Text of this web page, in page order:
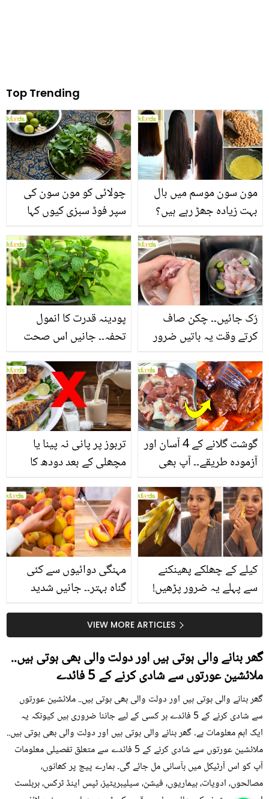
Top Trending
چولائی کو مون سون کی
سپر فوڈ سبزی کیوں کہا
منرلز اور اینٹی آکسیڈنٹس
سے بھرپور اس سبزی کے
فائدے
مون سون موسم میں بال
بہت زیادہ جھڑ رہے ہیں؟
بنانے کے چند قدرتی طریقے
پودینہ قدرت کا انمول
تحفہ۔۔ جانیں اس صحت
انگیز طبی فوائد
رُک جائیں۔۔ چکن صاف
کرتے وقت یہ باتیں ضرور
تربوز پر پانی نہ پینا یا
مچھلی کے بعد دودھ کا
سے متعلق غلط فہمیوں کی
حقیقت کیا ہے اور افواہ
کیا؟
گوشت گلانے کے 4 آسان اور
آزمودہ طریقے۔۔ آپ بھی
بتائے راز
مہنگی دوائیوں سے کئی
گناہ بہتر۔۔ جانیں شدید
کیوں کھانا چاہیے؟
کیلے کے چھلکے پھینکنے
سے پہلے یہ ضرور پڑھیں!
سستا اور قدرتی حلVIEW MORE ARTICLES
گھر بنانے والی ہوتی ہیں اور دولت والی بھی ہوتی ہیں..
ملائشین عورتوں سے شادی کرنے کے 5 فائدے
گھر بنانے والی ہوتی ہیں اور دولت والی بھی ہوتی ہیں.. ملائشین عورتوں
سے شادی کرنے کے 5 فائدے ہر کسی کے لیے جاننا ضروری ہیں کیونکہ یہ
ایک اہم معلومات ہے۔ گھر بنانے والی ہوتی ہیں اور دولت والی بھی ہوتی ہیں..
ملائشین عورتوں سے شادی کرنے کے 5 فائدے سے متعلق تفصیلی معلومات
آپ کو اس آرٹیکل میں بآسانی مل جائے گی۔ ہمارے پیج پر کھانوں،
مصالحوں، ادویات، بیماریوں، فیشن، سیلیبریٹیز، ٹپس اینڈ ٹرکس، ہربلسٹ